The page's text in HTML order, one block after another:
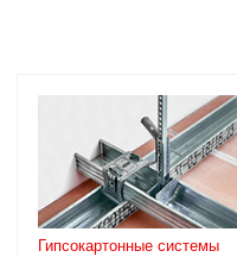
Гипсокартонные системы